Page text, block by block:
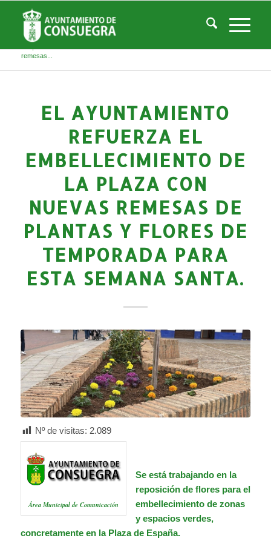
Noticias
Usted está aquí: Inicio / Noticias Turismo
El blog de Turismo /
remesas...
EL AYUNTAMIENTO
REFUERZA EL
EMBELLECIMIENTO DE
LA PLAZA CON
NUEVAS REMESAS DE
PLANTAS Y FLORES DE
TEMPORADA PARA
ESTA SEMANA SANTA.
Nº de visitas: 2.089
Área Municipal de Comunicación
Se está trabajando en la
reposición de flores para el
embellecimiento de zonas
y espacios verdes,
concretamente en la Plaza de España.